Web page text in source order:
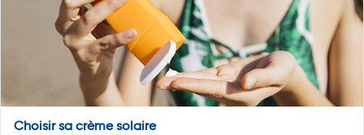
Choisir sa crème solaire